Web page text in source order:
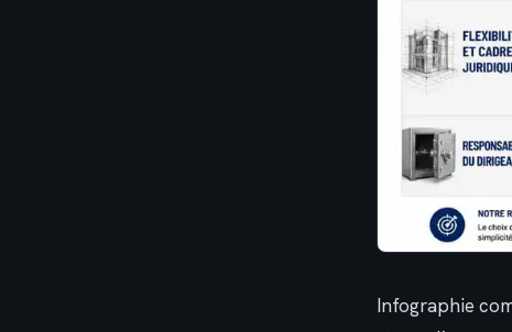
Infographie